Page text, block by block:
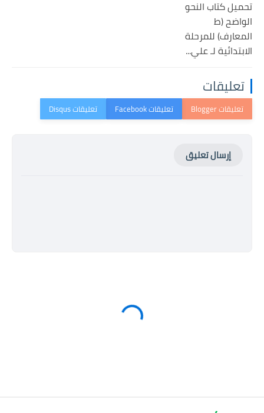
تحميل كتاب النحو
الواضح (ط
المعارف) للمرحلة
الابتدائية لـ علي...
تعليقات
إرسال تعليق